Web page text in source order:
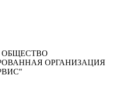
ОРГАНИЗАЦИЯ